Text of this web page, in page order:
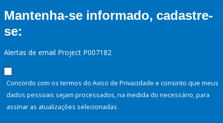
Mantenha-se informado, cadastre-
se:
Alertas de email Project P007182
Concordo com os termos do Aviso de Privacidade e consinto que meus
dados pessoais sejam processados, na medida do necessário, para
assinar as atualizações selecionadas.